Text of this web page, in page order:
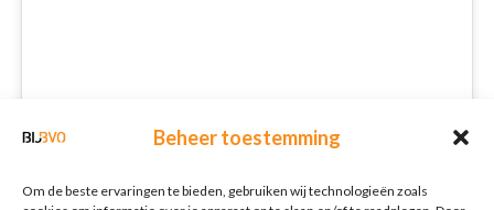
Beheer toestemming
Om de beste ervaringen te bieden, gebruiken wij technologieën zoals
Nieuwsbrief
E-mailadres*